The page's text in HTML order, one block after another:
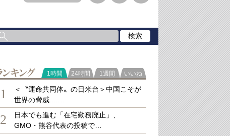
ラ
1時間 24時間 1週間 いいね
1
＜〝運命共同体〟の日米台＞中国こそが
世界の脅威....…
2
日本でも進む「在宅勤務廃止」、
GMO・熊谷代表の投稿で…